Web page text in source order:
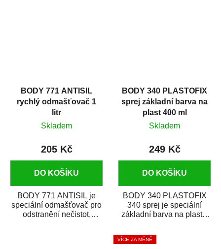
BODY 771 ANTISIL
rychlý odmašťovač 1
litr
Skladem
205 Kč
DO KOŠÍKU
BODY 771 ANTISIL je
speciální odmašťovač pro
odstranění nečistot,
BODY 340 PLASTOFIX
sprej základní barva na
plast 400 ml
Skladem
249 Kč
DO KOŠÍKU
BODY 340 PLASTOFIX
340 sprej je speciální
základní barva na plasty,
vrchních...
VÍCE ZA MÉNĚ